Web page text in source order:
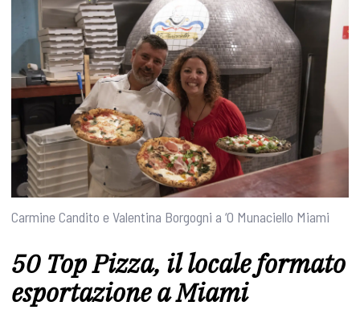
Carmine Candito e Valentina Borgogni a ‘O Munaciello Miami
50 Top Pizza, il locale formato
esportazione a Miami